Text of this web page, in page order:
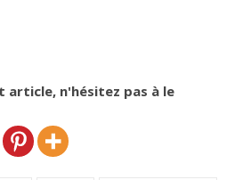
article, n'hésitez pas à le